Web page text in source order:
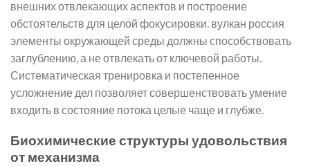
внешних отвлекающих аспектов и построение
обстоятельств для целой фокусировки. вулкан россия
элементы окружающей среды должны способствовать
заглублению, а не отвлекать от ключевой работы.
Систематическая тренировка и постепенное
усложнение дел позволяет совершенствовать умение
входить в состояние потока целые чаще и глубже.
Биохимические структуры удовольствия
от механизма